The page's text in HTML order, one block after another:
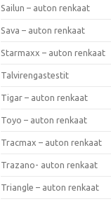
Sailun – auton renkaat
Sava – auton renkaat
Starmaxx – auton renkaat
Talvirengastestit
Tigar – auton renkaat
Toyo – auton renkaat
Tracmax – auton renkaat
Trazano- auton renkaat
Triangle – auton renkaat